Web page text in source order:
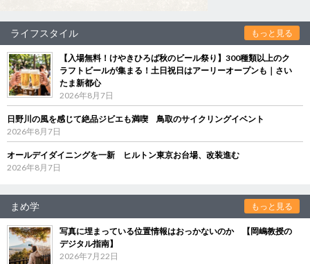
ライフスタイル もっと見る
【入場無料！けやきひろば秋のビール祭り】300種類以上のク
ラフトビールが集まる！土日祝日はアーリーオープンも｜さい
たま新都心
2026年8月7日
日野川の風を感じて絶品ジビエも満喫 鳥取のサイクリングイベント
2026年8月7日
オールデイダイニングを一新 ヒルトン東京お台場、改装進む
2026年8月7日
まめ学 もっと見る
写真に埋まっている位置情報はおっかないのか 【岡嶋教授の
デジタル指南】
2026年7月22日